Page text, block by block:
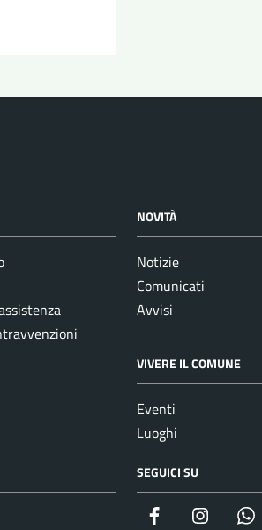
NOVITÀ
Notizie
Comunicati
Avvisi
VIVERE IL COMUNE
Eventi
Luoghi
SEGUICI SU
Facebook Instagram